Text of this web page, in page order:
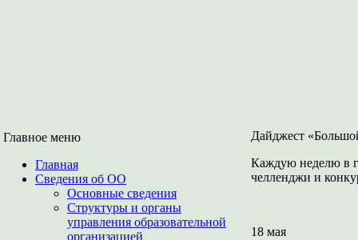
Главное меню
Главная
Сведения об ОО
Основные сведения
Структуры и органы
управления образовательной
организацией
Дайджест
Каждую неделю в
челленджи и
18 мая